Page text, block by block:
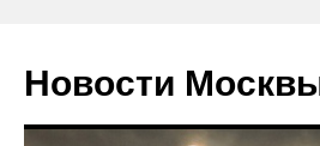
Новости